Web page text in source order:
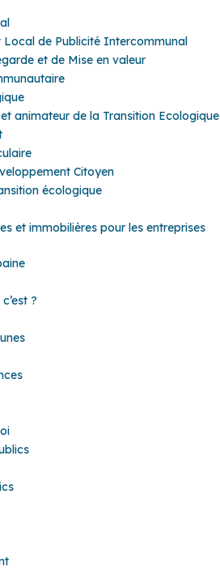
Local de Publicité Intercommunal
et de Mise en valeur
animateur de la Transition Ecologique
Citoyen
écologique
et immobilières pour les entreprises
?